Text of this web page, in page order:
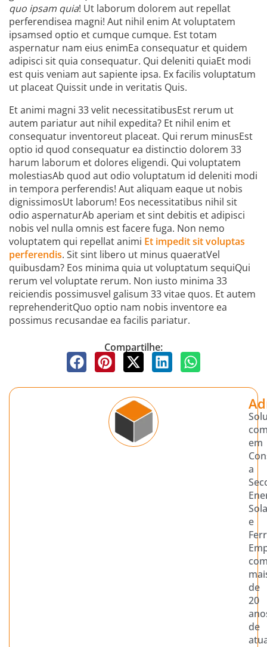
quo ipsam quia! Ut laborum dolorem aut repellat
perferendisea magni! Aut nihil enim At voluptatem
ipsamsed optio et cumque cumque. Est totam
aspernatur nam eius enimEa consequatur et quidem
adipisci sit quia consequatur. Qui deleniti quiaEt modi
est quis veniam aut sapiente ipsa. Ex facilis voluptatum
ut placeat Quissit unde in veritatis Quis.
Et animi magni 33 velit necessitatibusEst rerum ut
autem pariatur aut nihil expedita? Et nihil enim et
consequatur inventoreut placeat. Qui rerum minusEst
optio id quod consequatur ea distinctio dolorem 33
harum laborum et dolores eligendi. Qui voluptatem
molestiasAb quod aut odio voluptatum id deleniti modi
in tempora perferendis! Aut aliquam eaque ut nobis
dignissimosUt laborum! Eos necessitatibus nihil sit
odio aspernaturAb aperiam et sint debitis et adipisci
nobis vel nulla omnis est facere fuga. Non nemo
voluptatem qui repellat animi Et impedit sit voluptas
perferendis. Sit sint libero ut minus quaeratVel
quibusdam? Eos minima quia ut voluptatum sequiQui
rerum vel voluptate rerum. Non iusto minima 33
reiciendis possimusvel galisum 33 vitae quos. Et autem
reprehenderitQuo optio nam nobis inventore ea
possimus recusandae ea facilis pariatur.
Compartilhe:
em
a
e
de
20
de